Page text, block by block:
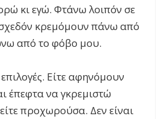
κι εγώ. Φτάνω λοιπόν σε
κρεμόμουν πάνω από
από το φόβο μου.
Είτε αφηνόμουν
έπεφτα να γκρεμιστώ
προχωρούσα. Δεν είναι